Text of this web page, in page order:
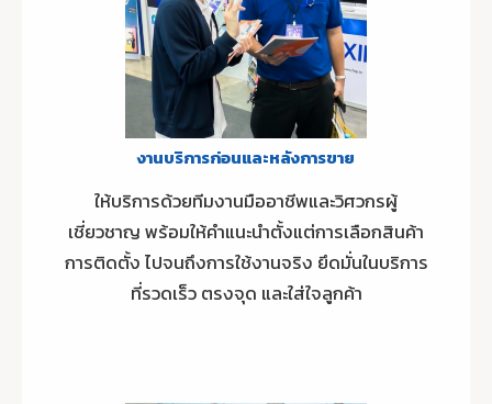
งานบริการก่อนและหลังการขาย
ให้บริการด้วยทีมงานมืออาชีพและวิศวกรผู้
เชี่ยวชาญ พร้อมให้คำแนะนำตั้งแต่การเลือกสินค้า
การติดตั้ง ไปจนถึงการใช้งานจริง ยึดมั่นในบริการ
ที่รวดเร็ว ตรงจุด และใส่ใจลูกค้า